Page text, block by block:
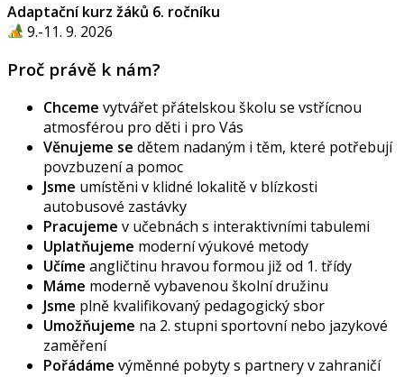
Adaptační kurz žáků 6. ročníku
9.-11. 9. 2026
Proč právě k nám?
Chceme vytvářet přátelskou školu se vstřícnou
atmosférou pro děti i pro Vás
Věnujeme se dětem nadaným i těm, které potřebují
povzbuzení a pomoc
Jsme umístěni v klidné lokalitě v blízkosti
autobusové zastávky
Pracujeme v učebnách s interaktivními tabulemi
Uplatňujeme moderní výukové metody
Učíme angličtinu hravou formou již od 1. třídy
Máme moderně vybavenou školní družinu
Jsme plně kvalifikovaný pedagogický sbor
Umožňujeme na 2. stupni sportovní nebo jazykové
zaměření
Pořádáme výměnné pobyty s partnery v zahraničí